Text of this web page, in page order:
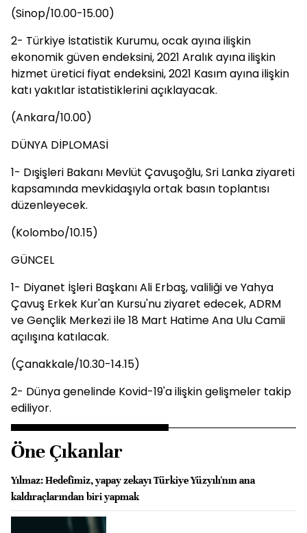
(Sinop/10.00-15.00)
2- Türkiye İstatistik Kurumu, ocak ayına ilişkin
ekonomik güven endeksini, 2021 Aralık ayına ilişkin
hizmet üretici fiyat endeksini, 2021 Kasım ayına ilişkin
katı yakıtlar istatistiklerini açıklayacak.
(Ankara/10.00)
DÜNYA DİPLOMASİ
1- Dışişleri Bakanı Mevlüt Çavuşoğlu, Sri Lanka ziyareti
kapsamında mevkidaşıyla ortak basın toplantısı
düzenleyecek.
(Kolombo/10.15)
GÜNCEL
1- Diyanet İşleri Başkanı Ali Erbaş, valiliği ve Yahya
Çavuş Erkek Kur'an Kursu'nu ziyaret edecek, ADRM
ve Gençlik Merkezi ile 18 Mart Hatime Ana Ulu Camii
açılışına katılacak.
(Çanakkale/10.30-14.15)
2- Dünya genelinde Kovid-19'a ilişkin gelişmeler takip
ediliyor.
Öne Çıkanlar
Yılmaz: Hedefimiz, yapay zekayı Türkiye Yüzyılı'nın ana
kaldıraçlarından biri yapmak